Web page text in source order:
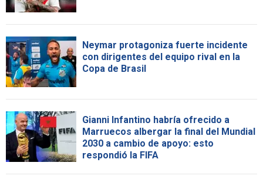
Neymar protagoniza fuerte incidente
con dirigentes del equipo rival en la
Copa de Brasil
Gianni Infantino habría ofrecido a
Marruecos albergar la final del Mundial
2030 a cambio de apoyo: esto
respondió la FIFA